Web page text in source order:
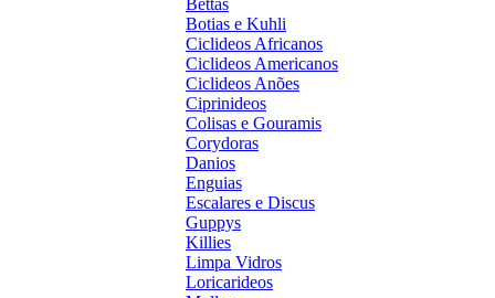
Botias e Kuhli
Ciclideos Africanos
Ciclideos Americanos
Ciclideos Anões
Ciprinideos
Colisas e Gouramis
Corydoras
Danios
Enguias
Escalares e Discus
Guppys
Killies
Limpa Vidros
Loricarideos